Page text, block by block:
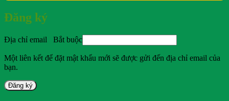
Đăng ký
Địa chỉ email Bắt buộc
Một liên kết để đặt mật khẩu mới sẽ được gửi đến địa chỉ email của
bạn.
Đăng ký